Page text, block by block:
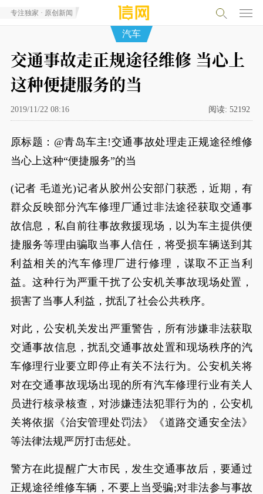
专注独家 · 原创新闻
汽车
交通事故走正规途径维修 当心上
这种便捷服务的当
2019/11/22 08:16 阅读: 52192
原标题：@青岛车主!交通事故处理走正规途径维修
当心上这种“便捷服务”的当
(记者 毛道光)记者从胶州公安部门获悉，近期，有
群众反映部分汽车修理厂通过非法途径获取交通事
故信息，私自前往事故救援现场，以为车主提供便
捷服务等理由骗取当事人信任，将受损车辆送到其
利益相关的汽车修理厂进行修理，谋取不正当利
益。这种行为严重干扰了公安机关事故现场处置，
损害了当事人利益，扰乱了社会公共秩序。
对此，公安机关发出严重警告，所有涉嫌非法获取
交通事故信息，扰乱交通事故处置和现场秩序的汽
车修理行业要立即停止有关不法行为。公安机关将
对在交通事故现场出现的所有汽车修理行业有关人
员进行核录核查，对涉嫌违法犯罪行为的，公安机
关将依据《治安管理处罚法》《道路交通安全法》
等法律法规严厉打击惩处。
警方在此提醒广大市民，发生交通事故后，要通过
正规途径维修车辆，不要上当受骗;对非法参与事故